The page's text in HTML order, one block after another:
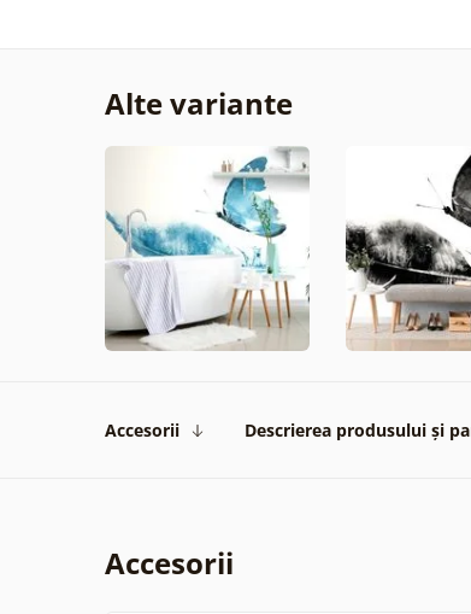
Alte variante
Accesorii Descrierea produsului și
Accesorii